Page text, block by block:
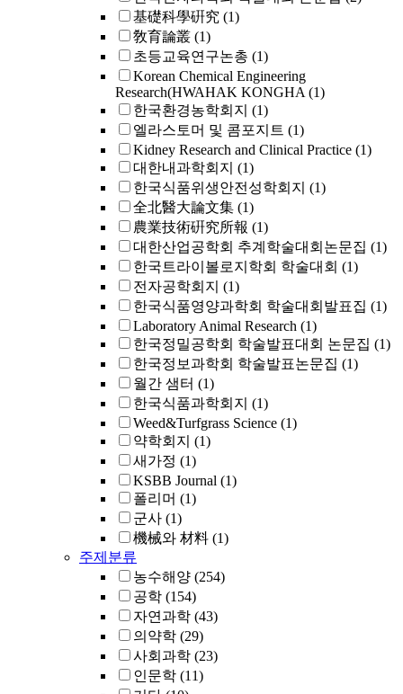
基礎科學硏究 (1)
敎育論叢 (1)
초등교육연구논총 (1)
Korean Chemical Engineering
Research(HWAHAK KONGHA (1)
한국환경농학회지 (1)
엘라스토머 및 콤포지트 (1)
Kidney Research and Clinical Practice (1)
대한내과학회지 (1)
한국식품위생안전성학회지 (1)
全北醫大論文集 (1)
農業技術硏究所報 (1)
대한산업공학회 추계학술대회논문집 (1)
한국트라이볼로지학회 학술대회 (1)
전자공학회지 (1)
한국식품영양과학회 학술대회발표집 (1)
Laboratory Animal Research (1)
한국정밀공학회 학술발표대회 논문집 (1)
한국정보과학회 학술발표논문집 (1)
월간 샘터 (1)
한국식품과학회지 (1)
Weed&Turfgrass Science (1)
약학회지 (1)
새가정 (1)
KSBB Journal (1)
폴리머 (1)
군사 (1)
機械와 材料 (1)
주제분류
농수해양 (254)
공학 (154)
자연과학 (43)
의약학 (29)
사회과학 (23)
인문학 (11)